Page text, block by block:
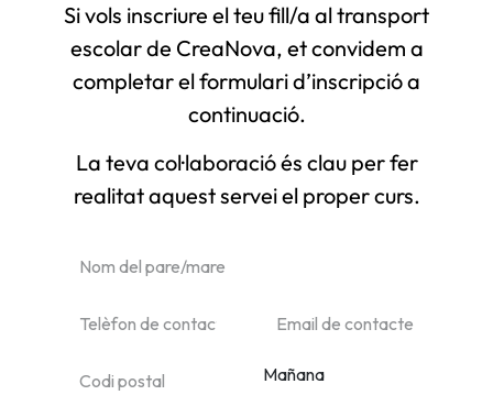
Si vols inscriure el teu fill/a al transport
escolar de CreaNova, et convidem a
completar el formulari d’inscripció a
continuació.
La teva col·laboració és clau per fer
realitat aquest servei el proper curs.